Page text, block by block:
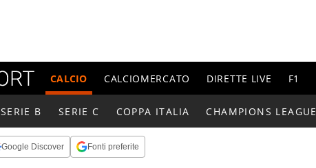
CALCIO CALCIOMERCATO DIRETTE LIVE F1
SERIE B SERIE C COPPA ITALIA CHAMPIONS LEAGUE
Google Discover Fonti preferite